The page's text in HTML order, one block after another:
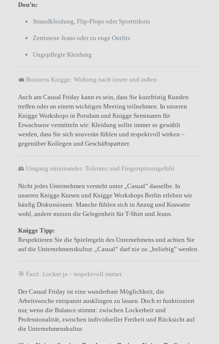
Don’ts:
Strandkleidung, Flip-Flops oder Sporttrikots
Zerrissene Jeans oder zu enge Outfits
Ungepflegte Kleidung
💼 Business Knigge: Wirkung nach innen und außen
Auch am Casual Friday kann es sein, dass Sie kurzfristig Kunden
treffen oder an einem wichtigen Meeting teilnehmen. In unseren
Knigge Workshops in Potsdam und Knigge Seminaren für
Erwachsene vermitteln wir: Kleidung sollte immer so gewählt
werden, dass Sie sich souverän fühlen und respektvoll wirken –
gegenüber Kollegen und Geschäftspartner.
👥 Umgang miteinander: Toleranz und Fingerspitzengefühl
Nicht jedes Unternehmen versteht unter „Casual“ dasselbe. In
unseren Knigge Kursen und Knigge Workshops Berlin erleben wir
häufig Diskussionen: Manche fühlen sich in Anzug und Krawatte
wohl, andere nutzen die Gelegenheit für T-Shirt und Jeans.
Knigge Tipp:
Respektieren Sie die Spielregeln des Unternehmens und achten Sie
auf die Unternehmenskultur. „Casual“ darf nie zu „beliebig“ werden.
🎯 Fazit: Locker ja – respektvoll immer
Der Casual Friday ist eine wunderbare Möglichkeit, die
Arbeitswoche entspannt ausklingen zu lassen. Doch er funktioniert
nur, wenn die Balance stimmt: zwischen Lockerheit und
Professionalität, zwischen individueller Freiheit und Rücksicht auf
die Unternehmenskultur.